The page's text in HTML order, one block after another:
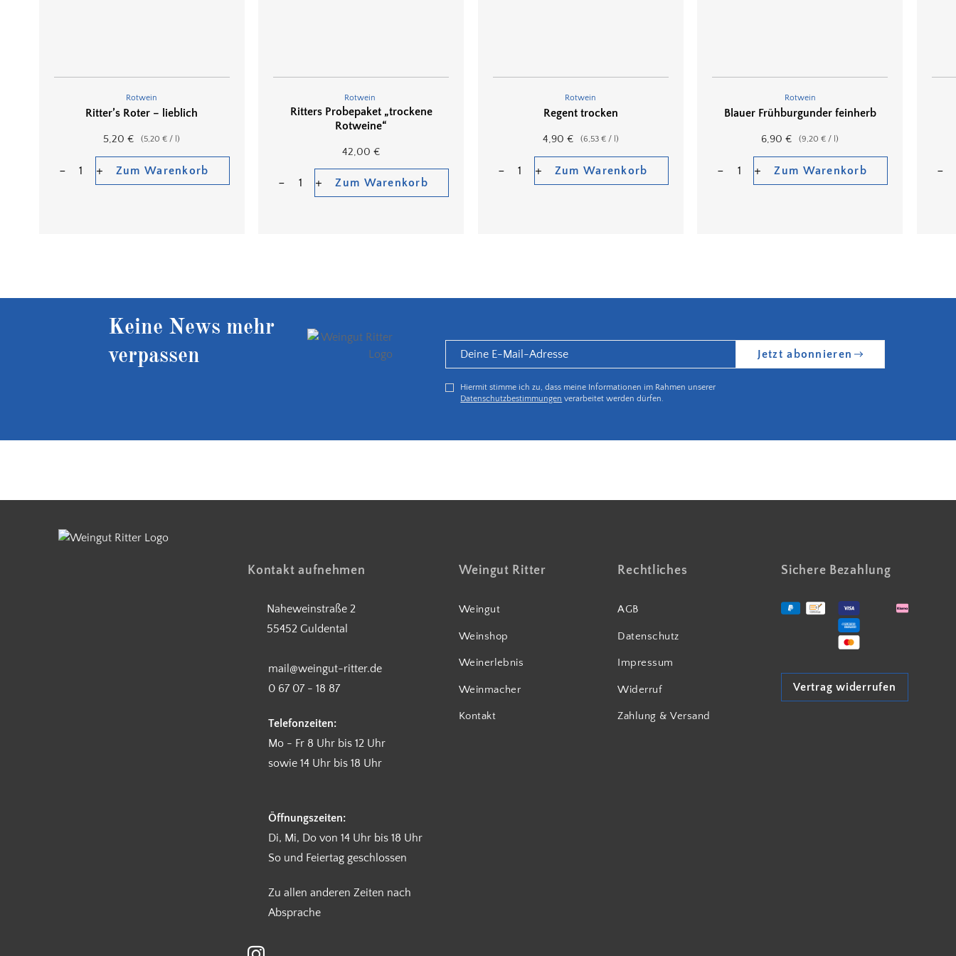
Rotwein
Ritter’s Roter – lieblich
5,20€ (5,20€ / l)
Zum Warenkorb
Rotwein
Ritters Probepaket „trockene
Rotweine“
42,00€
Zum Warenkorb
Rotwein
Regent trocken
4,90 € (6,53 €/ )
Zum Warenkorb
Rotwein
Blauer Frühburgunder feinherb
6,90€ (9,20€ / l)
Zum Warenkorb
Keine News mehr
verpassen
Hiermit stimme ich zu, dass meine Informationen im Rahmen unserer
Datenschutzbestimmungen verarbeitet werden dürfen.
Jetzt abonnieren
Kontakt aufnehmen
Naheweinstraße 2
55452 Guldental
mail@weingut-ritter.de
0 67 07 - 18 87
Telefonzeiten:
Mo - Fr 8 Uhr bis 12 Uhr
sowie 14 Uhr bis 18 Uhr
Öffnungszeiten:
Di, Mi, Do von 14 Uhr bis 18 Uhr
So und Feiertag geschlossen
Zu allen anderen Zeiten nach
Absprache
Weingut Ritter
Weingut
Weinshop
Weinerlebnis
Weinmacher
Kontakt
Rechtliches
AGB
Datenschutz
Impressum
Widerruf
Zahlung & Versand
Sichere Bezahlung
Vertrag widerrufen